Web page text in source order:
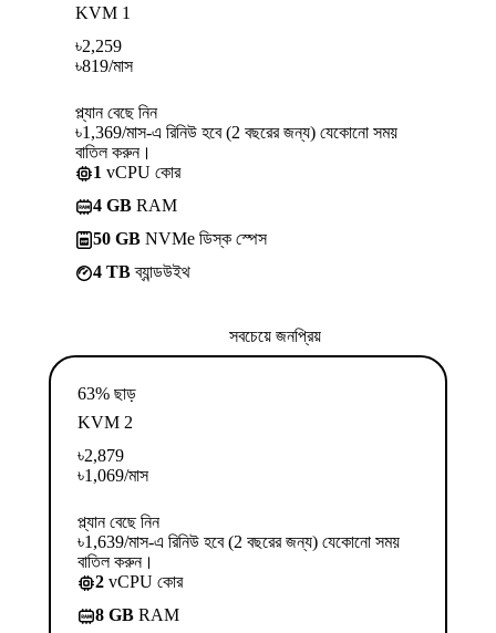
KVM 1
৳2,259
৳819/মাস
প্ল্যান বেছে নিন
৳1,369/মাস-এ রিনিউ হবে (2 বছরের জন্য) যেকোনো সময়
বাতিল করুন।
1 vCPU কোর
4 GB RAM
50 GB NVMe ডিস্ক স্পেস
4 TBব্যান্ডউইথ
সবচেয়ে জনপ্রিয়
63% ছাড়
KVM 2
৳2,879
৳1,069/মাস
প্ল্যান বেছে নিন
৳1,639/মাস-এ রিনিউ হবে (2 বছরের জন্য) যেকোনো সময়
বাতিল করুন।
2 vCPU কোর
8 GB RAM